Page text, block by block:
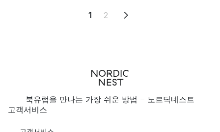
1 2
북유럽을 만나는 가장 쉬운 방법 - 노르딕네스트
고객서비스